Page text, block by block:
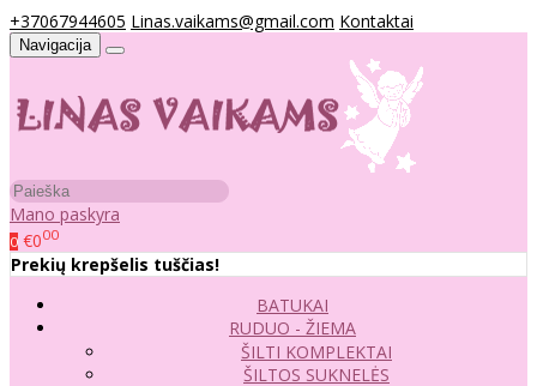
+37067944605 Linas.vaikams@gmail.com Kontaktai
Navigacija
Mano paskyra
0 €000
Prekių krepšelis tuščias!
BATUKAI
RUDUO - ŽIEMA
ŠILTI KOMPLEKTAI
ŠILTOS SUKNELĖS